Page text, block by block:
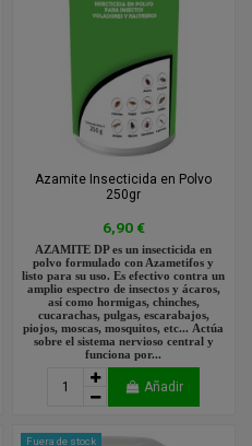
Azamite Insecticida en Polvo
250gr
6,90 €
AZAMITE DP es un insecticida en
polvo formulado con Azametifos y
listo para su uso. Es efectivo contra un
amplio espectro de insectos y ácaros,
así como hormigas, chinches,
cucarachas, pulgas, escarabajos,
piojos, moscas, mosquitos, etc... Actúa
sobre el sistema nervioso central y
funciona por...
Añadir
Fuera de stock